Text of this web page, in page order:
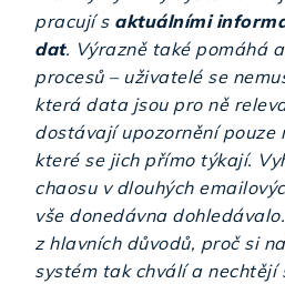
pracují s aktuálními
dat. Výrazně také pomáhá
procesů – uživatelé se
která data jsou pro ně
dostávají upozornění pouze
které se jich přímo týkají.
chaosu v dlouhých
vše donedávna
z hlavních důvodů, proč si
systém tak chválí a nechtějí